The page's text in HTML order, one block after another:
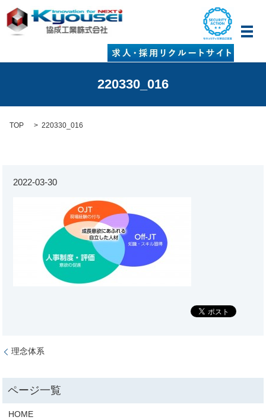
メ
220330_016
TOP 220330_016
2022-03-30
理念体系
HOME